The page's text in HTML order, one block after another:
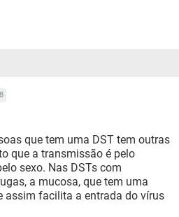
que tem uma DST tem outras
que a transmissão é pelo
sexo. Nas DSTs com
a mucosa, que tem uma
assim facilita a entrada do vírus